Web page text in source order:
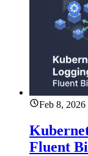
Feb 8, 2026
Fluent